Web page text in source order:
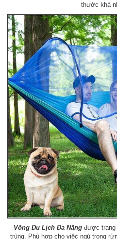
thước khá
Võng Du Lịch Đa Năng được trang
trùng. Phù hợp cho việc ngủ trong